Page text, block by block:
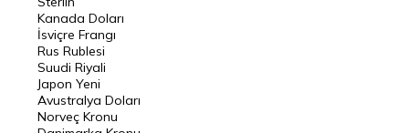
Frank Kuru
Riyal Kuru
Avustralya Doları
Danimarka Kronu Kuru
Kanada Doları
İsviçre Frangı
Rus Rublesi
Suudi Riyali
Japon Yeni
Avustralya Doları
Norveç Kronu